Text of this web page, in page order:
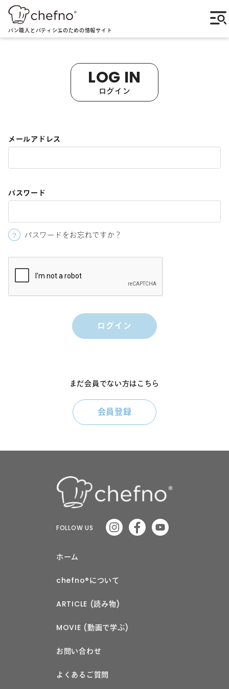
パン職人とパティシエのための情報サイト
LOG IN
ログイン
メールアドレス
パスワード
パスワードをお忘れですか？
まだ会員でない方はこちら
会員登録
FOLLOW US
ホーム
chefno®︎について
ARTICLE (読み物)
MOVIE (動画で学ぶ)
お問い合わせ
よくあるご質問